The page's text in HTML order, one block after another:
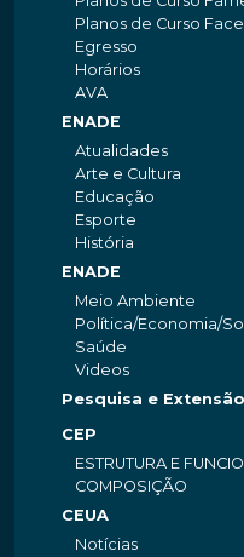
Planos de Curso
Egresso
Horários
AVA
ENADE
Atualidades
Arte e Cultura
Educação
Esporte
História
ENADE
Meio Ambiente
Política/Economia/
Saúde
Videos
Pesquisa e Extensão
CEP
ESTRUTURA E
COMPOSIÇÃO
CEUA
Notícias